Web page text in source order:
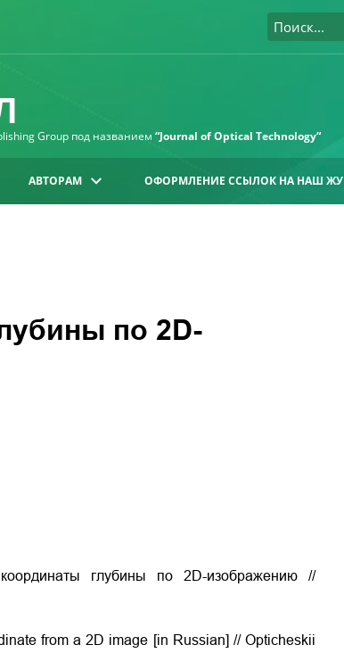
Group под названием “Journal of Optical Technology“
АВТОРАМ ОФОРМЛЕНИЕ ССЫЛОК НА НАШ
по 2D-
глубины по 2D-изображению //
from a 2D image [in Russian] // Opticheskii